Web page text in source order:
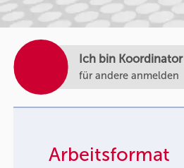
Arbeitsformat
Ich bin Koordinator
für andere anmelden